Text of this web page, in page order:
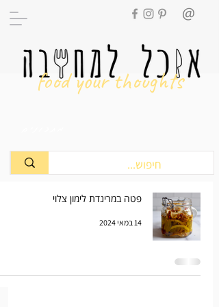
food your thoughts
פטה במרינדת לימון צלוי
14 במאי 2024